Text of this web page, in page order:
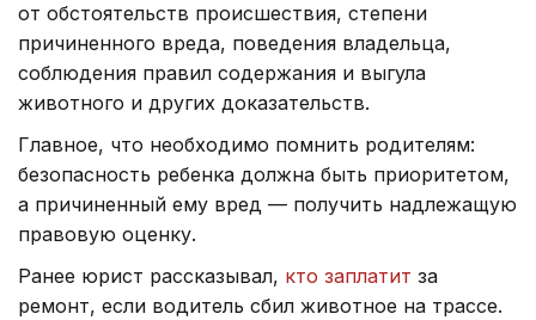
от обстоятельств происшествия, степени
причиненного вреда, поведения владельца,
соблюдения правил содержания и выгула
животного и других доказательств.
Главное, что необходимо помнить родителям:
безопасность ребенка должна быть приоритетом,
а причиненный ему вред — получить надлежащую
правовую оценку.
Ранее юрист рассказывал, кто заплатит за
ремонт, если водитель сбил животное на трассе.